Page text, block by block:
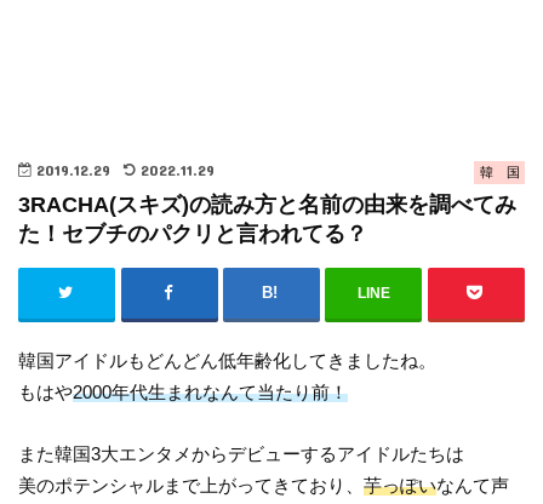
韓 国
2019.12.29 2022.11.29
3RACHA(スキズ)の読み方と名前の由来を調べてみ
た！セブチのパクリと言われてる？
LINE
韓国アイドルもどんどん低年齢化してきましたね。
もはや2000年代生まれなんて当たり前！
また韓国3大エンタメからデビューするアイドルたちは
美のポテンシャルまで上がってきており、芋っぽいなんて声